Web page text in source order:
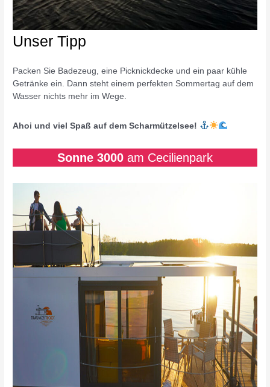
Unser Tipp
Packen Sie Badezeug, eine Picknickdecke und ein paar kühle
Getränke ein. Dann steht einem perfekten Sommertag auf dem
Wasser nichts mehr im Wege.
Ahoi und viel Spaß auf dem Scharmützelsee!
Sonne 3000 am Cecilienpark